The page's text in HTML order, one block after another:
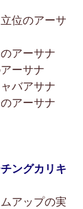
位のアーサ
アーサナ
ーサナ
バアサナ
アーサナ
ングカリキ
アップの実